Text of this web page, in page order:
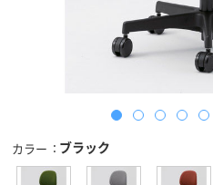
カラー ブラック